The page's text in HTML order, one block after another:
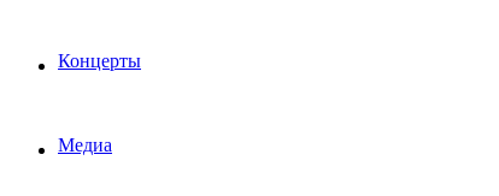
Концерты
Медиа